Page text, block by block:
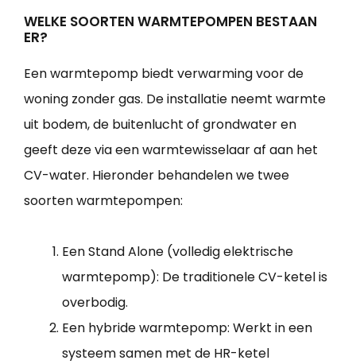
WELKE SOORTEN WARMTEPOMPEN BESTAAN
ER?
Een warmtepomp biedt verwarming voor de
woning zonder gas. De installatie neemt warmte
uit bodem, de buitenlucht of grondwater en
geeft deze via een warmtewisselaar af aan het
CV-water. Hieronder behandelen we twee
soorten warmtepompen:
Een Stand Alone (volledig elektrische
warmtepomp): De traditionele CV-ketel is
overbodig.
Een hybride warmtepomp: Werkt in een
systeem samen met de HR-ketel